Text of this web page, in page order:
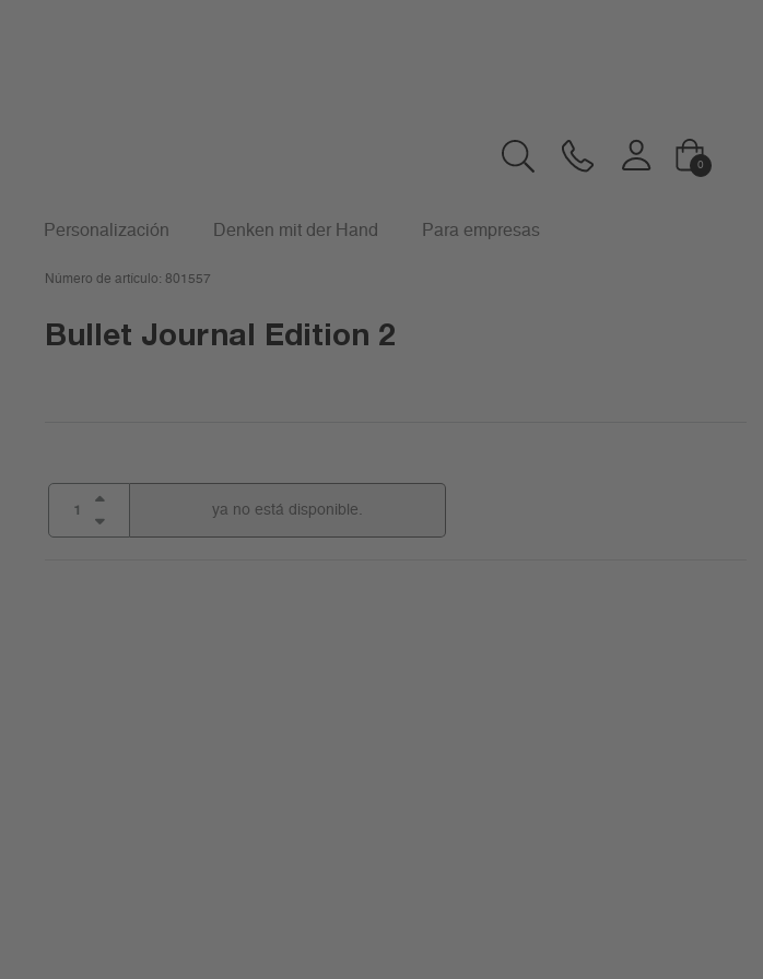
0
Personalización Denken mit der Hand Para empresas
Número de artículo: 801557
Bullet Journal Edition 2
ya no está disponible.